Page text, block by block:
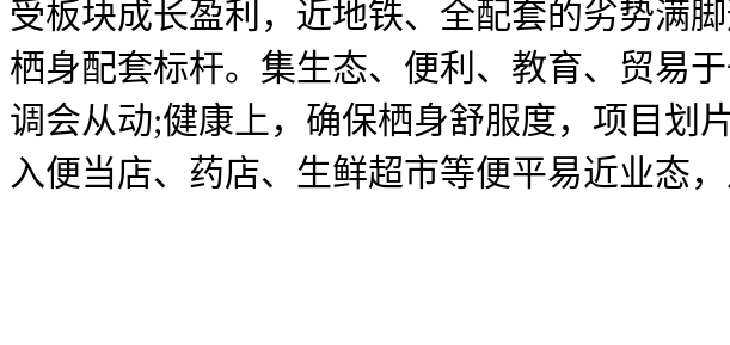
受板块成长盈利，近地铁、全配套的劣势满
栖身配套标杆。集生态、便利、教育、贸易
调会从动;健康上，确保栖身舒服度，项目划
入便当店、药店、生鲜超市等便平易近业态